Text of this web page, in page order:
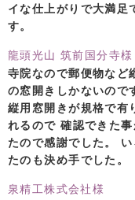
イな仕上がりで大満足
す。
龍頭光山 筑前国分寺様
寺院なので郵便物など
の窓開きしかないので
縦用窓開きが規格で有
れるので 確認できた
たので感謝でした。
たのも決め手でした。
泉精工株式会社様